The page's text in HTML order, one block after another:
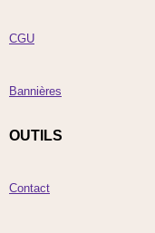
CGU
Bannières
OUTILS
Contact